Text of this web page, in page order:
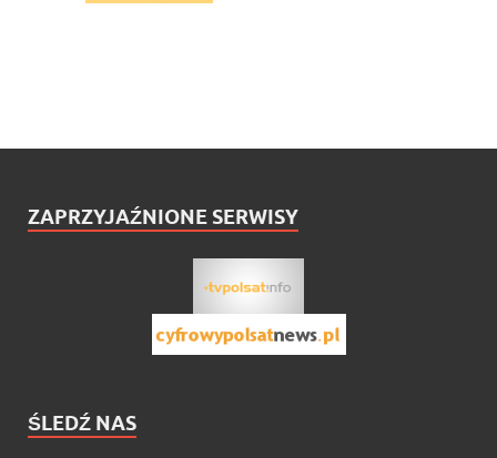
ZAPRZYJAŹNIONE SERWISY
ŚLEDŹ NAS